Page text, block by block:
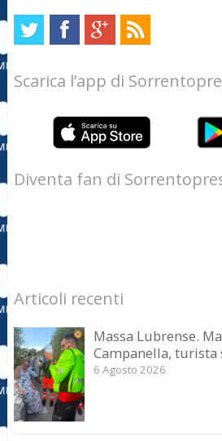
Scarica l’app di
Diventa fan di
Articoli recenti
Massa Lubrense.
Campanella, turista
6 Agosto 2026